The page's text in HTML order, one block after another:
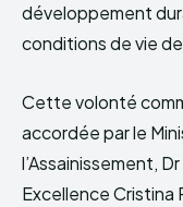
développement
conditions de vie
Cette volonté
accordée par le
l’Assainissement,
Excellence Cristina